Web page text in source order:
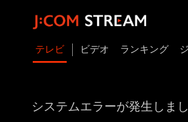
テレビ ビデオ ランキング
システムエラーが発生しま